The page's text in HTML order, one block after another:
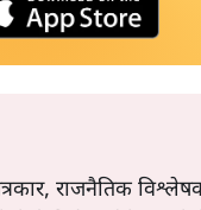
राजनैतिक